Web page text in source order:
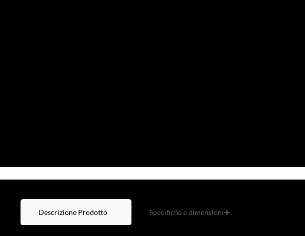
Descrizione Prodotto Specifiche e dimensioni